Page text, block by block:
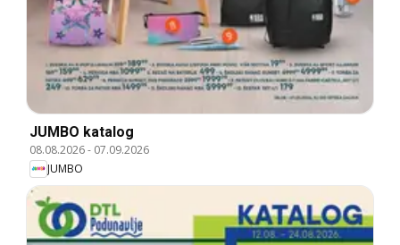
JUMBO katalog
08.08.2026- 07.09.2026
JUMBO